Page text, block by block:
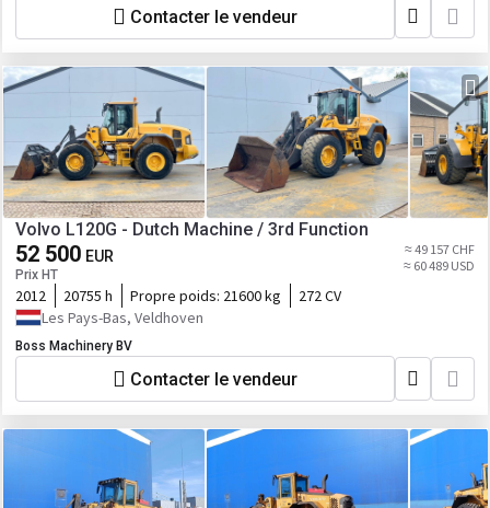
Contacter le vendeur
Volvo L120G - Dutch Machine / 3rd Function
52 500 EUR
Prix HT
≈ 49 157 CHF
≈ 60 489 USD
2012 20755 h Propre poids: 21600 kg
272 CV
Les Pays-Bas, Veldhoven
Boss Machinery BV
Contacter le vendeur